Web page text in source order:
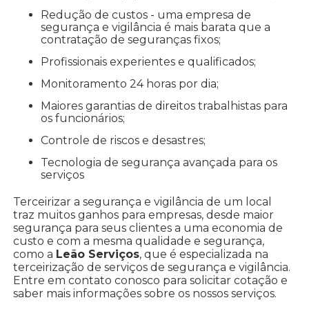
Redução de custos - uma empresa de
segurança e vigilância é mais barata que a
contratação de seguranças fixos;
Profissionais experientes e qualificados;
Monitoramento 24 horas por dia;
Maiores garantias de direitos trabalhistas para
os funcionários;
Controle de riscos e desastres;
Tecnologia de segurança avançada para os
serviços
Terceirizar a segurança e vigilância de um local
traz muitos ganhos para empresas, desde maior
segurança para seus clientes a uma economia de
custo e com a mesma qualidade e segurança,
como a Leão Serviços, que é especializada na
terceirização de serviços de segurança e vigilância.
Entre em contato conosco para solicitar cotação e
saber mais informações sobre os nossos serviços.